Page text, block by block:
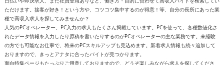
ただけます。接客が好き！という方や、コツコツ集中するのが得意！等、自分の長所にあった業
種で高収入求人を探してみませんか？
人気のPCオペレーター、PC入力の求人もたくさん掲載しています。PCを使って、各種数値化さ
れたデータ情報を入力したり原稿を書いたりするのがPCオペレーターの主な業務です。未経験
の方でも可能なお仕事で、将来のPCスキルアップも見込めます。新着求人情報も続々追加して
おりますので、きっとアナタに合ったバイトが見つかります。
面白特集ページもたっぷりご用意しておりますので、どうぞ楽しみながら求人を探してくださ